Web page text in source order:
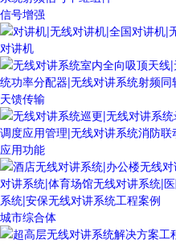
信号增强
对讲机
天馈传输
应用功能
城市综合体